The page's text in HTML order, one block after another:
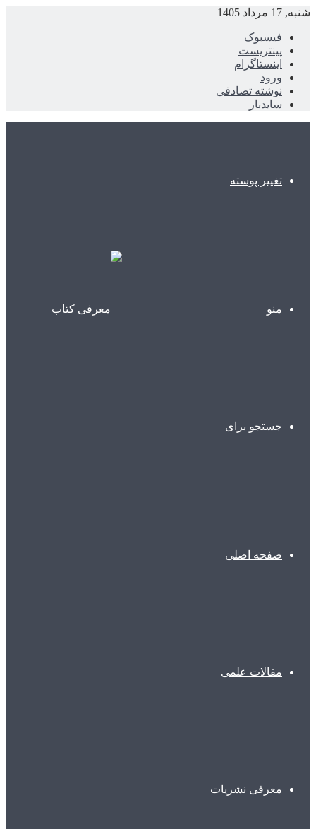
شنبه, 17 مرداد 1405
فیسبوک
پینتریست
اینستاگرام
ورود
نوشته تصادفی
سایدبار
تغییر پوسته
منو
جستجو برای
صفحه اصلی
مقالات علمی
معرفی نشریات